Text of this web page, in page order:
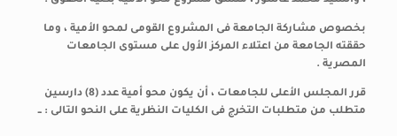
بخصوص مشاركة الجامعة فى المشروع القومى لمحو الأمية ، وما
حققته الجامعة من اعتلاء المركز الأول على مستوى الجامعات
المصرية .
قرر المجلس الأعلى للجامعات ، أن يكون محو أمية عدد (8) دارسين
متطلب من متطلبات التخرج فى الكليات النظرية على النحو التالى : ــ